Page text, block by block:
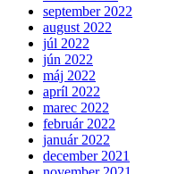
september 2022
august 2022
júl 2022
jún 2022
máj 2022
apríl 2022
marec 2022
február 2022
január 2022
december 2021